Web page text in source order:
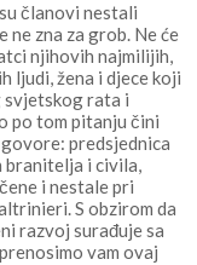
članovi nestali
zna za grob. Ne će
njihovih najmilijih,
ljudi, žena i djece koji
svjetskog rata i
po tom pitanju čini
predsjednica
branitelja i civila,
i nestale pri
S obzirom da
razvoj surađuje sa
vam ovaj